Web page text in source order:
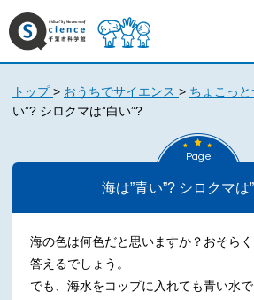
トップ > おうちでサイエンス > ちょこっ
い”? シロクマは”白い”?
Page
海は”青い”? シロクマは
海の色は何色だと思いますか？おそら
答えるでしょう。
でも、海水をコップに入れても青い水